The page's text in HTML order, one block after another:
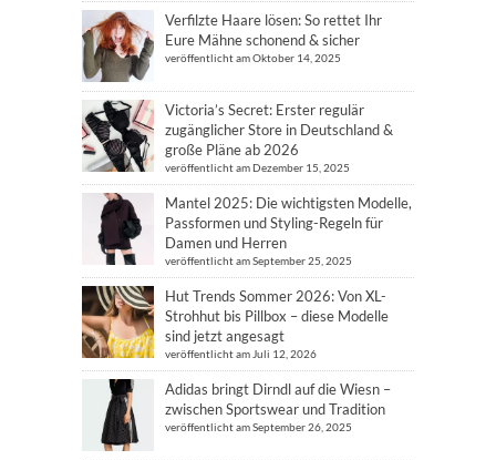
Verfilzte Haare lösen: So rettet Ihr
Eure Mähne schonend & sicher
veröffentlicht am Oktober 14, 2025
Victoria’s Secret: Erster regulär
zugänglicher Store in Deutschland &
große Pläne ab 2026
veröffentlicht am Dezember 15, 2025
Mantel 2025: Die wichtigsten Modelle,
Passformen und Styling-Regeln für
Damen und Herren
veröffentlicht am September 25, 2025
Hut Trends Sommer 2026: Von XL-
Strohhut bis Pillbox – diese Modelle
sind jetzt angesagt
veröffentlicht am Juli 12, 2026
Adidas bringt Dirndl auf die Wiesn –
zwischen Sportswear und Tradition
veröffentlicht am September 26, 2025